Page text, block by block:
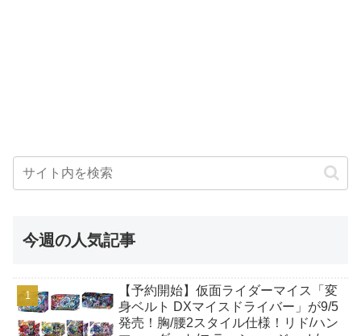
今週の人気記事
【予約開始】仮面ライダーマイス「変
身ベルト DXマイスドライバー」が9/5
発売！胸/腰2スタイル仕様！リド/ハン